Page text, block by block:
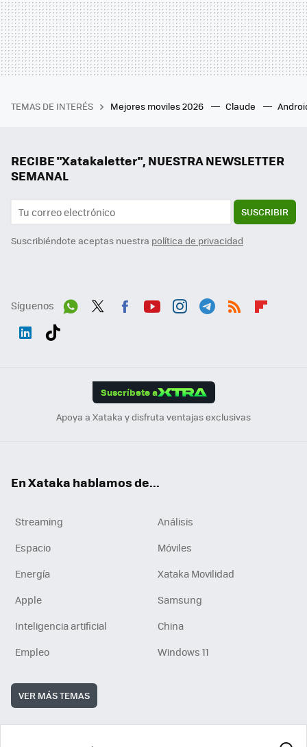
TEMAS DE INTERÉS Mejores moviles 2026 Claude
RECIBE "Xatakaletter", NUESTRA NEWSLETTER
SEMANAL
SUSCRIBIR
Suscribiéndote aceptas nuestra política de privacidad
Síguenos
Suscríbete a
Apoya a Xataka y disfruta ventajas exclusivas
En Xataka hablamos de...
Streaming
Análisis
Espacio
Móviles
Energía
Xataka Movilidad
Apple
Samsung
Inteligencia artificial
China
Empleo
Windows 11
VER MÁS TEMAS